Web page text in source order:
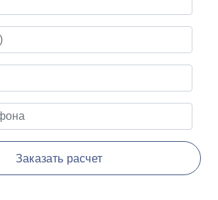
Заказать расчет